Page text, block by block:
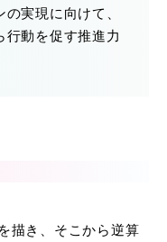
実現に向けて、
行動を促す推進力
描き、そこから逆算